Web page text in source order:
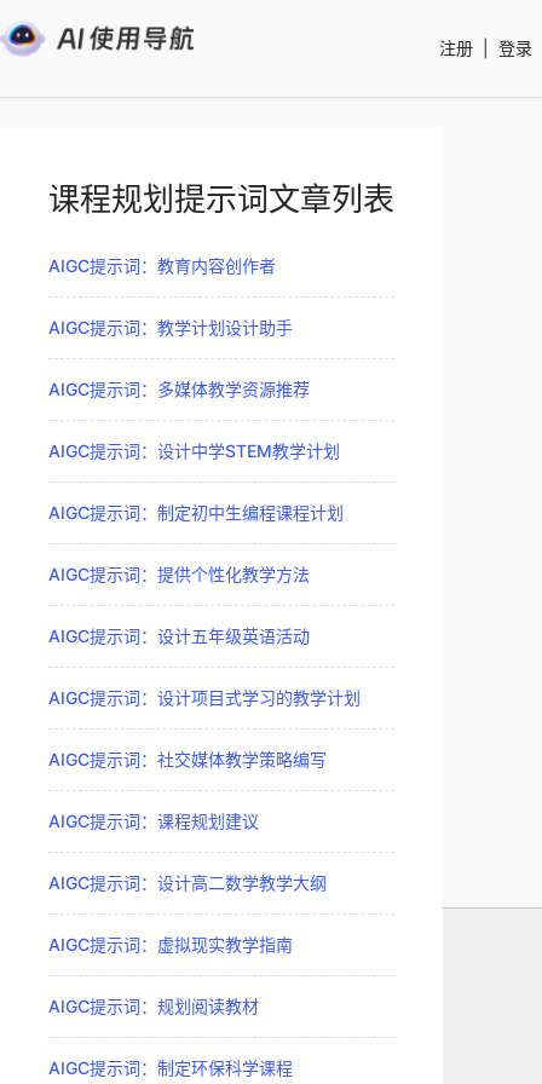
注册 登录
课程规划提示词文章列表
AIGC提示词：教育内容创作者
AIGC提示词：教学计划设计助手
AIGC提示词：多媒体教学资源推荐
AIGC提示词：设计中学STEM教学计划
AIGC提示词：制定初中生编程课程计划
AIGC提示词：提供个性化教学方法
AIGC提示词：设计五年级英语活动
AIGC提示词：设计项目式学习的教学计划
AIGC提示词：社交媒体教学策略编写
AIGC提示词：课程规划建议
AIGC提示词：设计高二数学教学大纲
AIGC提示词：虚拟现实教学指南
AIGC提示词：规划阅读教材
AIGC提示词：制定环保科学课程